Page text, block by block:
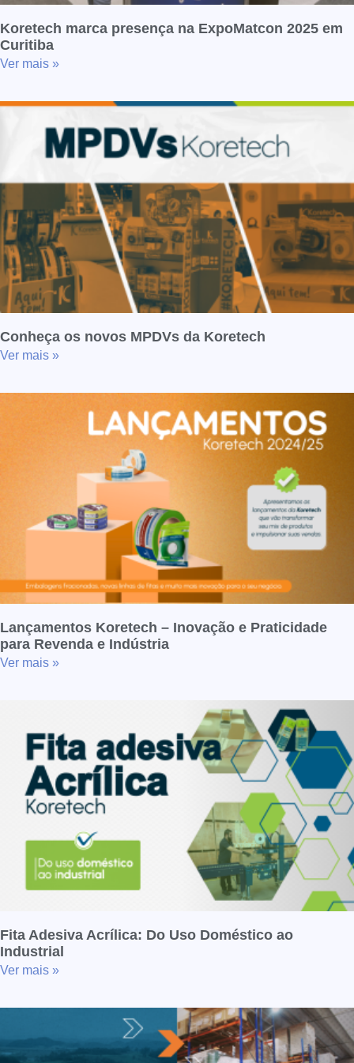
Koretech marca presença na ExpoMatcon 2025 em
Curitiba
Ver mais »
Conheça os novos MPDVs da Koretech
Ver mais »
Lançamentos Koretech – Inovação e Praticidade
para Revenda e Indústria
Ver mais »
Fita Adesiva Acrílica: Do Uso Doméstico ao
Industrial
Ver mais »